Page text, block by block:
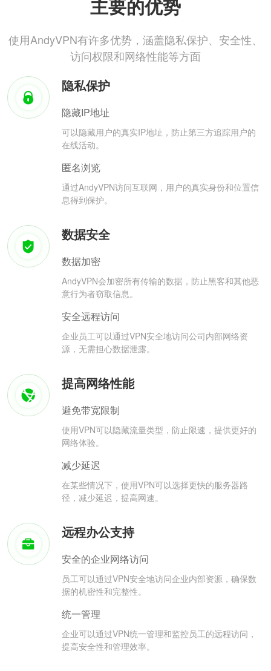
主要的优势
使用AndyVPN有许多优势，涵盖隐私保护、安全性、
访问权限和网络性能等方面
隐私保护
隐藏IP地址
可以隐藏用户的真实IP地址，防止第三方追踪用户的
在线活动。
匿名浏览
通过AndyVPN访问互联网，用户的真实身份和位置信
息得到保护。
数据安全
数据加密
AndyVPN会加密所有传输的数据，防止黑客和其他恶
意行为者窃取信息。
安全远程访问
企业员工可以通过VPN安全地访问公司内部网络资
源，无需担心数据泄露。
提高网络性能
避免带宽限制
使用VPN可以隐藏流量类型，防止限速，提供更好的
网络体验。
减少延迟
在某些情况下，使用VPN可以选择更快的服务器路
径，减少延迟，提高网速。
远程办公支持
安全的企业网络访问
员工可以通过VPN安全地访问企业内部资源，确保数
据的机密性和完整性。
统一管理
企业可以通过VPN统一管理和监控员工的远程访问，
提高安全性和管理效率。